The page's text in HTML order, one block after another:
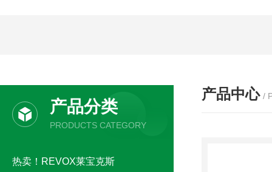
产品分类
PRODUCTS CATEGORY
热卖！REVOX莱宝克斯
产品中心 /